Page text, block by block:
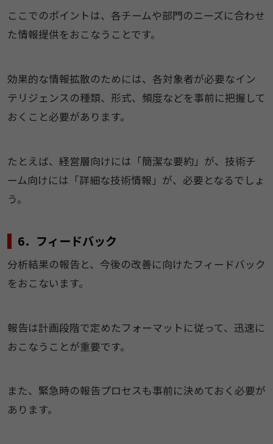
ここでのポイントは、各チームや部門のニーズに合わせ
た情報提供をおこなうことです。
効果的な情報拡散のためには、各対象者が必要なイン
テリジェンスの種類、形式、頻度などを事前に把握して
おくこと必要があります。
たとえば、経営層向けには「簡潔な要約」が、技術チ
ーム向けには「詳細な技術情報」が、必要となるでしょ
う。
6．フィードバック
分析結果の報告と、今後の改善に向けたフィードバック
をおこないます。
報告は計画段階で定めたフォーマットに従って、迅速に
おこなうことが重要です。
また、緊急時の報告プロセスも事前に決めておく必要が
あります。